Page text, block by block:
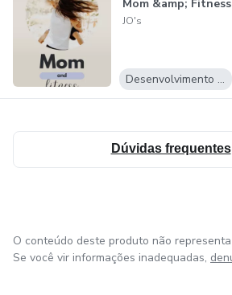
Mom &amp; Fitness
JO's
Desenvolvimento Pessoal
Dúvidas frequentes
O conteúdo deste produto não
Se você vir informações inadequadas,